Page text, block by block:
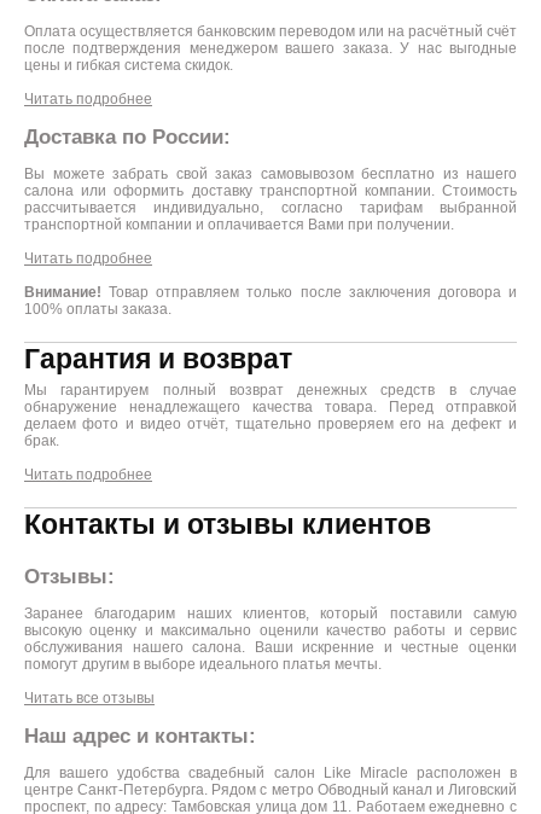
Оплата осуществляется банковским переводом или на расчётный счёт
после подтверждения менеджером вашего заказа. У нас выгодные
цены и гибкая система скидок.
Читать подробнее
Доставка по России:
Вы можете забрать свой заказ самовывозом бесплатно из нашего
салона или оформить доставку транспортной компании. Стоимость
рассчитывается индивидуально, согласно тарифам выбранной
транспортной компании и оплачивается Вами при получении.
Читать подробнее
Внимание! Товар отправляем только после заключения договора и
100% оплаты заказа.
Гарантия и возврат
Мы гарантируем полный возврат денежных средств в случае
обнаружение ненадлежащего качества товара. Перед отправкой
делаем фото и видео отчёт, тщательно проверяем его на дефект и
брак.
Читать подробнее
Контакты и отзывы клиентов
Отзывы:
Заранее благодарим наших клиентов, который поставили самую
высокую оценку и максимально оценили качество работы и сервис
обслуживания нашего салона. Ваши искренние и честные оценки
помогут другим в выборе идеального платья мечты.
Читать все отзывы
Наш адрес и контакты:
Для вашего удобства свадебный салон Like Miracle расположен в
центре Санкт-Петербурга. Рядом с метро Обводный канал и Лиговский
проспект, по адресу: Тамбовская улица дом 11. Работаем ежедневно с